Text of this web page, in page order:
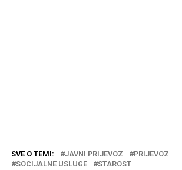
SVE O TEMI: JAVNI PRIJEVOZ
PRIJEVOZ
SOCIJALNE USLUGE
STAROST